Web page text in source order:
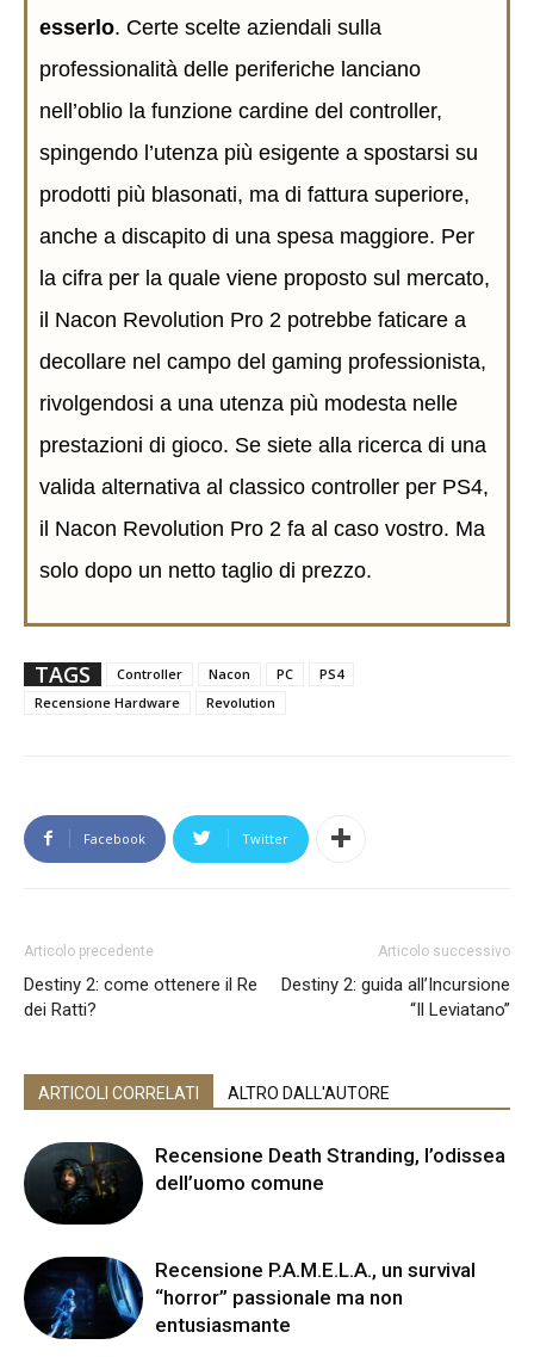
esserlo. Certe scelte aziendali sulla
professionalità delle periferiche lanciano
nell’oblio la funzione cardine del controller,
spingendo l’utenza più esigente a spostarsi su
prodotti più blasonati, ma di fattura superiore,
anche a discapito di una spesa maggiore. Per
la cifra per la quale viene proposto sul mercato,
il Nacon Revolution Pro 2 potrebbe faticare a
decollare nel campo del gaming professionista,
rivolgendosi a una utenza più modesta nelle
prestazioni di gioco. Se siete alla ricerca di una
valida alternativa al classico controller per PS4,
il Nacon Revolution Pro 2 fa al caso vostro. Ma
solo dopo un netto taglio di prezzo.
TAGS Controller Nacon PC
PS4
Recensione Hardware
Revolution
Facebook Twitter
Articolo precedente
Destiny 2: come ottenere il Re
dei Ratti?
Articolo successivo
Destiny 2: guida all’Incursione
“Il Leviatano”
ARTICOLI CORRELATI ALTRO DALL'AUTORE
Recensione Death Stranding, l’odissea
dell’uomo comune
Recensione P.A.M.E.L.A., un survival
“horror” passionale ma non
entusiasmante